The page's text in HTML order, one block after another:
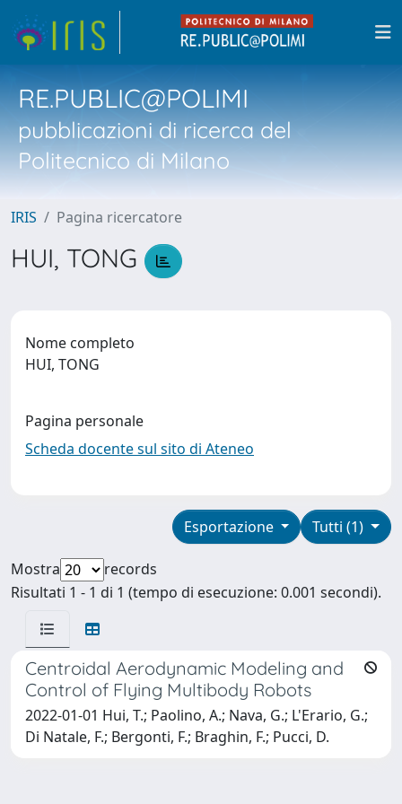
RE.PUBLIC@POLIMI
pubblicazioni di ricerca del
Politecnico di Milano
IRIS Pagina ricercatore
HUI, TONG
Nome completo
HUI, TONG
Pagina personale
Scheda docente sul sito di Ateneo
Tutti (1)
Esportazione
Mostra
records
Risultati 1 - 1 di 1 (tempo di esecuzione: 0.001 secondi).
Centroidal Aerodynamic Modeling and
Control of Flying Multibody Robots
2022-01-01 Hui, T.; Paolino, A.; Nava, G.; L'Erario, G.;
Di Natale, F.; Bergonti, F.; Braghin, F.; Pucci, D.